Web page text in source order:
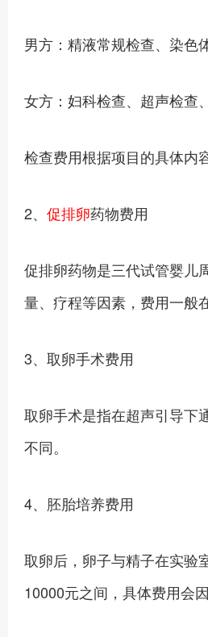
男方：精液常规检查、染色
女方：妇科检查、超声检查
检查费用根据项目的具体内
2、 促排卵药物费用
促排卵药物是三代试管婴儿
量、疗程等因素，费用一般
3、取卵手术费用
取卵手术是指在超声引导下
不同。
4、胚胎培养费用
取卵后，卵子与精子在实验
10000元之间，具体费用会